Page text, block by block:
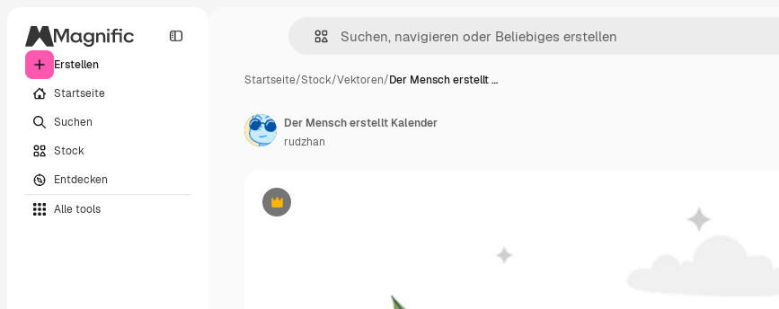
Erstellen
Startseite
Suchen
Stock
Entdecken
Alle tools
Startseite/Stock/Vektoren/Der Mensch erstellt …
Premium
Der Mensch erstellt Kalender
rudzhan